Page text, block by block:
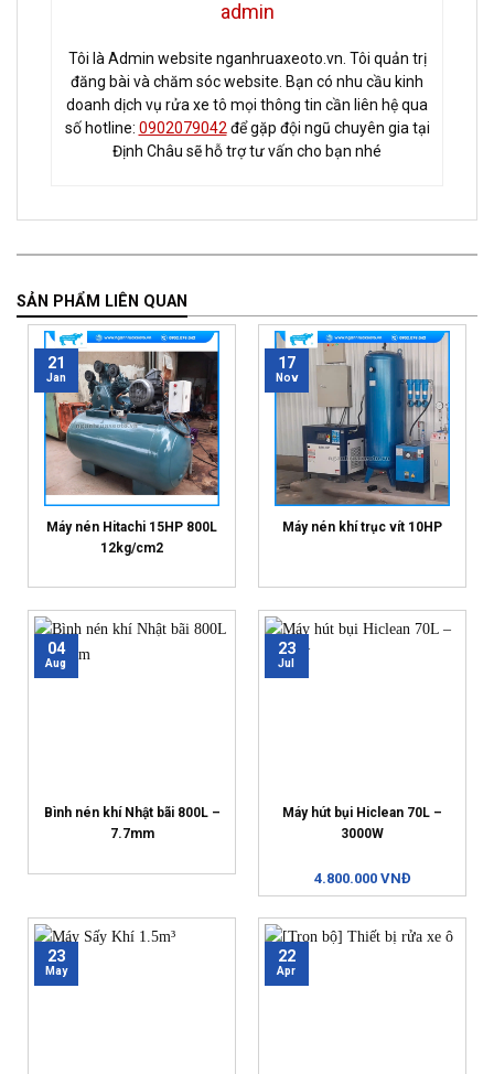
admin
Tôi là Admin website nganhruaxeoto.vn. Tôi quản trị
đăng bài và chăm sóc website. Bạn có nhu cầu kinh
doanh dịch vụ rửa xe tô mọi thông tin cần liên hệ qua
số hotline: 0902079042 để gặp đội ngũ chuyên gia tại
Định Châu sẽ hỗ trợ tư vấn cho bạn nhé
SẢN PHẨM LIÊN QUAN
Máy nén Hitachi 15HP 800L
12kg/cm2
21
Jan
Máy nén khí trục vít 10HP
17
Nov
Bình nén khí Nhật bãi 800L –
7.7mm
04
Aug
Máy hút bụi Hiclean 70L –
3000W
23
Jul
4.800.000 VNĐ
23
May
22
Apr